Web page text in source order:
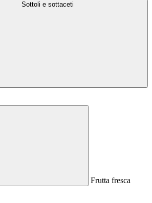
Sottoli e sottaceti
Frutta fresca